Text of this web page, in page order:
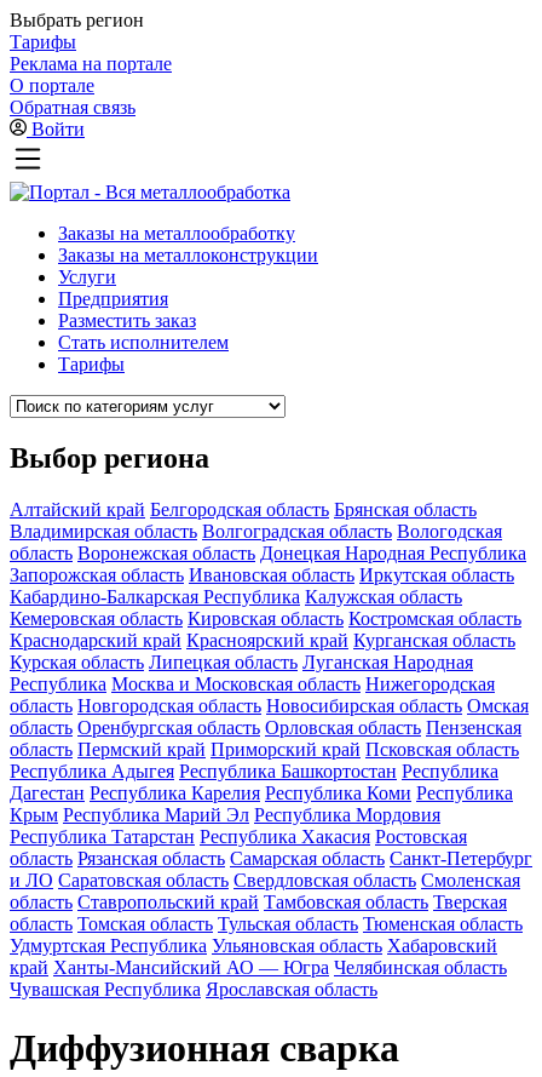
Выбрать регион
Тарифы
Реклама на портале
О портале
Обратная связь
Войти
Заказы на металлообработку
Заказы на металлоконструкции
Услуги
Предприятия
Разместить заказ
Стать исполнителем
Тарифы
Выбор региона
Алтайский край Белгородская область Брянская область
Владимирская область Волгоградская область Вологодская
область Воронежская область Донецкая Народная Республика
Запорожская область Ивановская область Иркутская область
Кабардино-Балкарская Республика Калужская область
Кемеровская область Кировская область Костромская область
Краснодарский край Красноярский край Курганская область
Курская область Липецкая область Луганская Народная
Республика Москва и Московская область Нижегородская
область Новгородская область Новосибирская область Омская
область Оренбургская область Орловская область Пензенская
область Пермский край Приморский край Псковская область
Республика Адыгея Республика Башкортостан Республика
Дагестан Республика Карелия Республика Коми Республика
Крым Республика Марий Эл Республика Мордовия
Республика Татарстан Республика Хакасия Ростовская
область Рязанская область Самарская область Санкт-Петербург
и ЛО Саратовская область Свердловская область Смоленская
область Ставропольский край Тамбовская область Тверская
область Томская область Тульская область Тюменская область
Удмуртская Республика Ульяновская область Хабаровский
край Ханты-Мансийский АО — Югра Челябинская область
Чувашская Республика Ярославская область
Диффузионная сварка